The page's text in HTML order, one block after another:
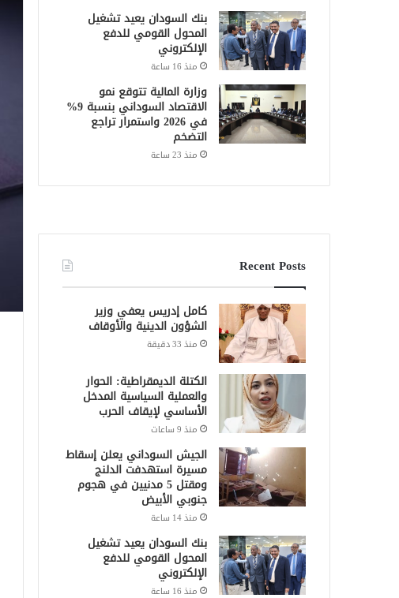
بنك السودان يعيد تشغيل
المحول القومي للدفع
الإلكتروني
منذ 16 ساعة
وزارة المالية تتوقع نمو
الاقتصاد السوداني بنسبة 9%
في 2026 واستمرار تراجع
التضخم
منذ 23 ساعة
Recent Posts
كامل إدريس يعفي وزير
الشؤون الدينية والأوقاف
منذ 33 دقيقة
الكتلة الديمقراطية: الحوار
والعملية السياسية المدخل
الأساسي لإيقاف الحرب
منذ 9 ساعات
الجيش السوداني يعلن إسقاط
مسيرة استهدفت الدلنج
ومقتل 5 مدنيين في هجوم
جنوبي الأبيض
منذ 14 ساعة
بنك السودان يعيد تشغيل
المحول القومي للدفع
الإلكتروني
منذ 16 ساعة